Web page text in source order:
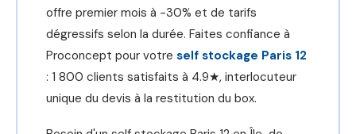
offre premier mois à -30% et de tarifs
dégressifs selon la durée. Faites confiance à
Proconcept pour votre self stockage Paris 12
: 1 800 clients satisfaits à 4.9★, interlocuteur
unique du devis à la restitution du box.